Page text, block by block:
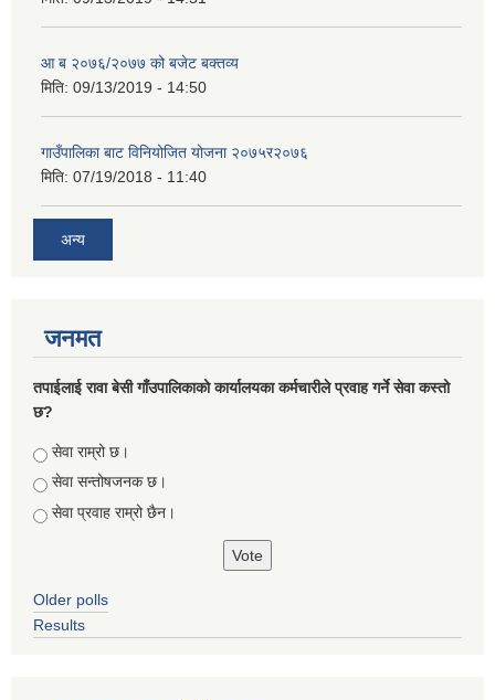
आ ब २०७६/२०७७ को बजेट बक्तव्य
मिति: 09/13/2019 - 14:50
गाउँपालिका बाट विनियोजित योजना २०७५र२०७६
मिति: 07/19/2018 - 11:40
अन्य
जनमत
तपाईलाई रावा बेसी गाँउपालिकाको कार्यालयका कर्मचारीले प्रवाह गर्ने सेवा कस्तो
छ?
Choices
सेवा राम्रो छ।
सेवा सन्तोषजनक छ।
सेवा प्रवाह राम्रो छैन।
Older polls
Results